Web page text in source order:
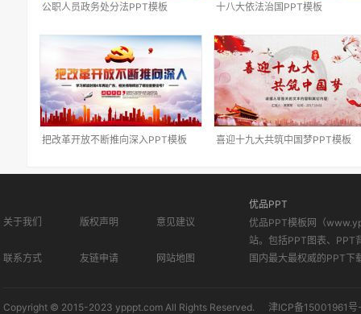
公职人员政务处分法PPT模板 十八大依法治国PPT模板
把改革开放不断推向深入PPT模板 喜迎十九大共筑中国梦PPT模板
关于我们 版权声明 意见建议
联系方式 友链申请 网站地图
优品PPT
优品PPT模板网（
站。包括PPT图表、PPT
国内最大最权威的PPT下
Copyright © 2015-2023 ypppt.com All Rights Reserved. 津ICP备15001961号